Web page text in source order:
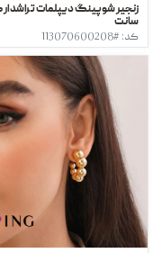
سانت
کد: #113070600208